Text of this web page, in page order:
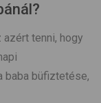
tenni, hogy
baba büfiztetése,